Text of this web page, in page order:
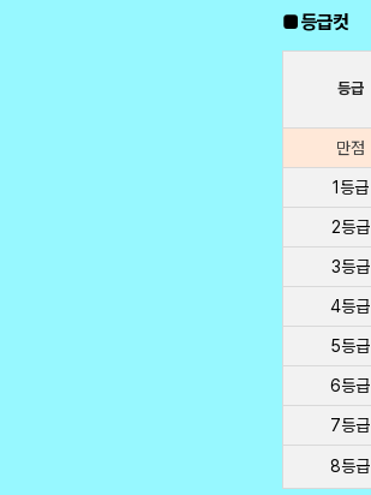
■ 등급컷
등급
만점
1등급
2등급
3등급
4등급
5등급
6등급
7등급
8등급